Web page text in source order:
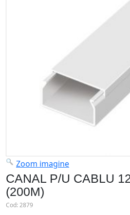
Zoom imagine
CANAL P/U CABLU
(200M)
Cod:2879